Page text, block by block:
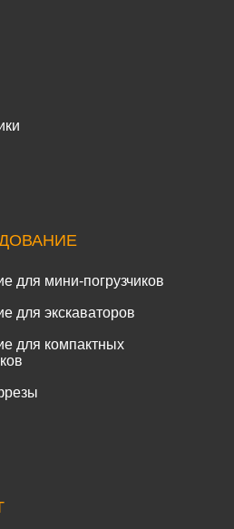
для мини-погрузчиков
для экскаваторов
для компактных